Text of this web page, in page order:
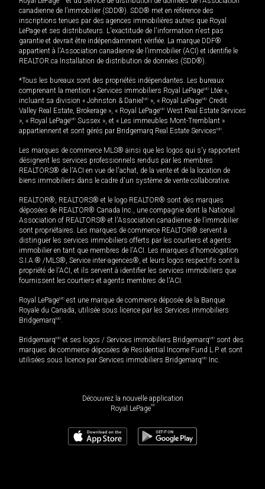
canadienne de l’immobilier (SDD®). SDD® met en référence des
inscriptions tenues par des agences immobilières autres que Royal
LePage et ses distributeurs. L'exactitude de l'information n'est pas
garantie et devrait être indépendamment vérifiée. La marque DDF®
appartient à l'Association canadienne de l’immobilier (ACI) et identifie le
REALTOR.ca Installation de distribution de données (SDD®).
*Tous les bureaux sont des propriétés indépendantes. Les bureaux
comprenant la mention « Services immobiliers Royal LePageMD Ltée »,
incluant sa division « Johnston & Daniel MD », « Royal LePageMD Credit
Valley Real Estate, Brokerage », « Royal LePageMD West Real Estate Services
», « Royal LePageMD Sussex », et « Les immeubles Mont-Tremblant »
appartiennent et sont gérés par Bridgemarq Real Estate ServicesMD
Les marques de commerce MLS® ainsi que les logos qui s'y rapportent
désignent les services professionnels rendus par les membres
REALTORS® de l'ACI en vue de l'achat, de la vente et de la location de
biens immobiliers dans le cadre d'un système de vente collaborative.
REALTOR®, REALTORS® et le logo REALTOR® sont des marques
déposées de REALTOR® Canada Inc., une compagnie dont la National
Association of REALTORS® et l'Association canadienne de l’immobilier
sont propriétaires. Les marques de commerce REALTOR® servent à
distinguer les services immobiliers offerts par les courtiers et agents
immobilier en tant que membres de l'ACI. Les marques d'homologation
S.I.A.® /MLS®, Service inter-agences®, et leurs logos respectifs sont la
propriété de l'ACI, et ils servent à identifier les services immobiliers que
fournissent les courtiers et agents membres de l'ACI.
Royal LePageMD est une marque de commerce déposée de la Banque
Royale du Canada, utilisée sous licence par les Services immobiliers
BridgemarqMD
BridgemarqMD et ses logos / Services immobiliers BridgemarqMD sont des
marques de commerce déposées de Residential Income Fund L.P. et sont
utilisées sous licence par Services immobiliers BridgemarqMD Inc.
Découvrez la nouvelle application
Royal LePageMD